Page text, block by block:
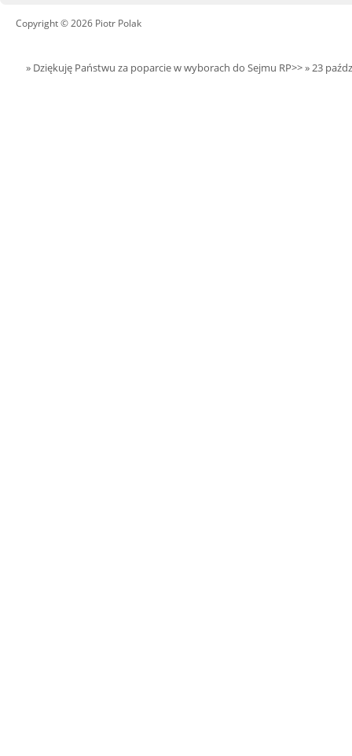
Copyright © 2026 Piotr Polak
» Dziękuję Państwu za poparcie w wyborach do Sejmu RP>>» 23